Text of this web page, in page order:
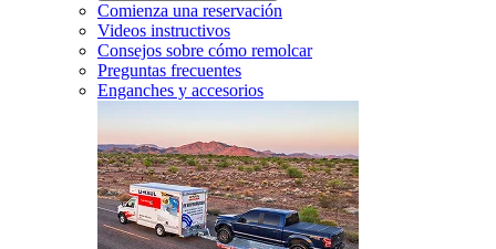
Comienza una reservación
Videos instructivos
Consejos sobre cómo remolcar
Preguntas frecuentes
Enganches y accesorios